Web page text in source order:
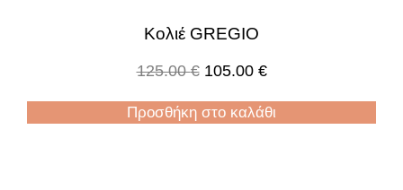
Κολιέ GREGIO
125.00€ 105.00 €
Προσθήκη στο καλάθι